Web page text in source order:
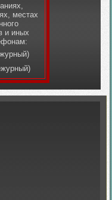
местах
и иных